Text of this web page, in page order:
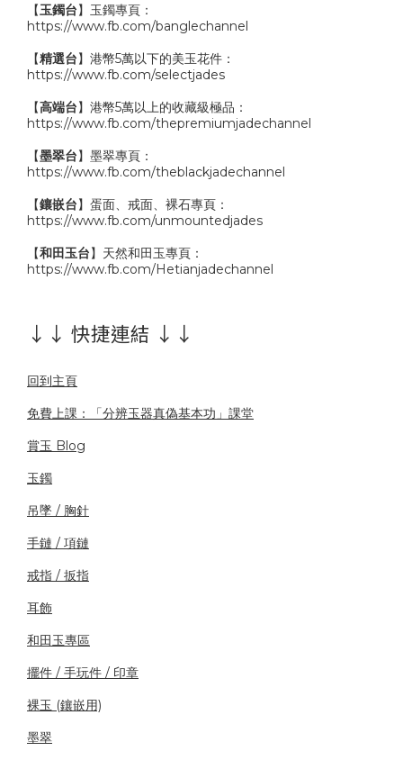
【玉鐲台】玉鐲專頁：
https://www.fb.com/banglechannel
【精選台】港幣5萬以下的美玉花件：
https://www.fb.com/selectjades
【高端台】港幣5萬以上的收藏級極品：
https://www.fb.com/thepremiumjadechannel
【墨翠台】墨翠專頁：
https://www.fb.com/theblackjadechannel
【鑲嵌台】蛋面、戒面、裸石專頁：
https://www.fb.com/unmountedjades
【和田玉台】天然和田玉專頁：
https://www.fb.com/Hetianjadechannel
↓↓ 快捷連結 ↓↓
回到主頁
免費上課：「分辨玉器真偽基本功」課堂
賞玉 Blog
玉鐲
吊墜 / 胸針
手鏈 / 項鏈
戒指 / 扳指
耳飾
和田玉專區
擺件 / 手玩件 / 印章
裸玉 (鑲嵌用)
墨翠